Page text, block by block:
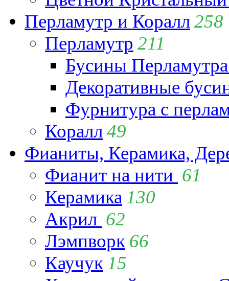
Перламутр и Коралл258
Перламутр 211
Бусины
Декоративные
Фурнитура с
Коралл49
Фианиты, Керамика,
Фианит на нити 61
Керамика 130
Акрил 62
Лэмпворк 66
Каучук 15